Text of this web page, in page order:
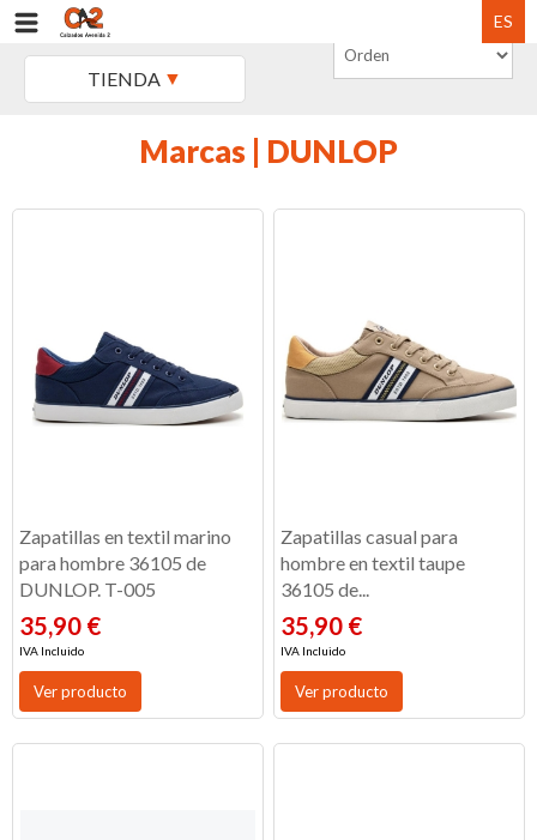
ES
TIENDA
Marcas | DUNLOP
Zapatillas en textil marino
para hombre 36105 de
DUNLOP. T-005
35,90 €
IVA Incluido
Ver producto
Zapatillas casual para
hombre en textil taupe
36105 de...
35,90 €
IVA Incluido
Ver producto